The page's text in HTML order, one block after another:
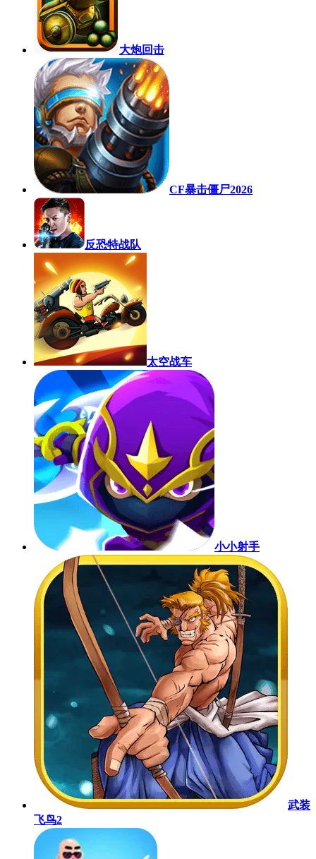
大炮回击
CF暴击僵尸2026
反恐特战队
太空战车
小小射手
武装
飞鸟2